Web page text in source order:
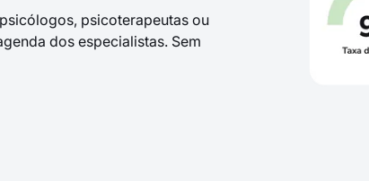
psicoterapeutas ou
dos especialistas. Sem